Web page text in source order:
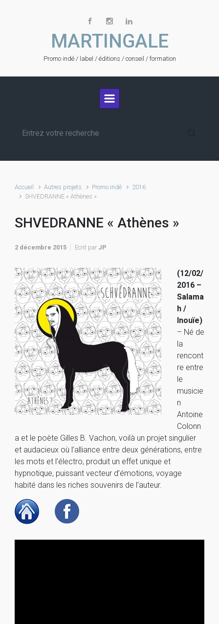
MARTINGALE
Promo indé / label / éditions / conseil / formation
Accueil Autres projets Promo indé
2016
SHVEDRANNE « Athènes »
SHVEDRANNE « Athènes »
2 décembre 2015 Ecrit par JP
(12/02/
2016 –
Salama
h /
Inouïe)
– Né de
la
rencont
re entre
le
musicie
n
Antoine
Colonn
a et le poète Gilles B. Vachon, voilà un projet singulier
et audacieux où l’alliance entre deux générations, entre
les mots et l’électro, produit un effet unique et
hypnotique, puissant vecteur d’émotions, voyage
habité dans les riches souvenirs de l’auteur.